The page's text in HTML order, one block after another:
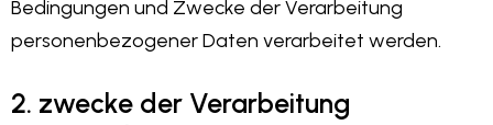
Bedingungen und Zwecke der Verarbeitung
personenbezogener Daten verarbeitet werden.
2. zwecke der Verarbeitung